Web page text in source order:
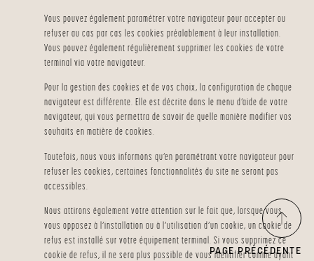
Vous pouvez également paramétrer votre navigateur pour accepter ou
refuser au cas par cas les cookies préalablement à leur installation.
Vous pouvez également régulièrement supprimer les cookies de votre
terminal via votre navigateur.
Pour la gestion des cookies et de vos choix, la configuration de chaque
navigateur est différente. Elle est décrite dans le menu d’aide de votre
navigateur, qui vous permettra de savoir de quelle manière modifier vos
souhaits en matière de cookies.
Toutefois, nous vous informons qu’en paramétrant votre navigateur pour
refuser les cookies, certaines fonctionnalités du site ne seront pas
accessibles.
Nous attirons également votre attention sur le fait que, lorsque vous
vous opposez à l’installation ou à l’utilisation d’un cookie, un cookie de
refus est installé sur votre équipement terminal. Si vous supprimez ce
cookie de refus, il ne sera plus possible de vous identifier comme ayant
PAGE PRÉCÉDENTE